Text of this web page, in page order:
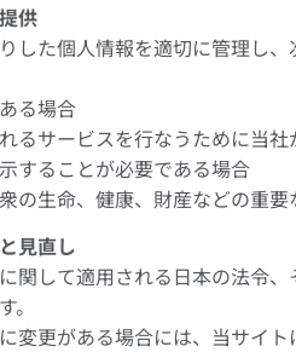
供
した個人情報を適切に管理し
る場合
るサービスを行なうために当
することが必要である場合
の生命、健康、財産などの重
見直し
関して適用される日本の法令
。
変更がある場合には、当サイト